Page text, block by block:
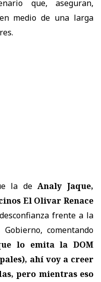
que, aseguran,
medio de una larga
la deAnaly Jaque,
El Olivar Renace
frente a la
comentando
lo emita la DOM
ahí voy a creer
pero mientras eso